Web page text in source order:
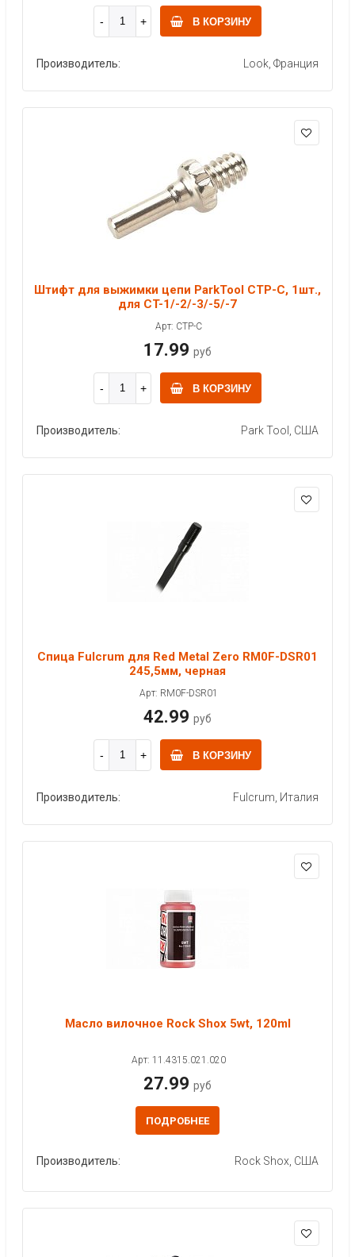
В КОРЗИНУ
Производитель: Look, Франция
Штифт для выжимки цепи ParkTool CTP-C, 1шт.,
для CT-1/-2/-3/-5/-7
Арт: CTP-C
17.99 руб
В КОРЗИНУ
Производитель: Park Tool, США
Спица Fulcrum для Red Metal Zero RM0F-DSR01
245,5мм, черная
Арт: RM0F-DSR01
42.99 руб
В КОРЗИНУ
Производитель: Fulcrum, Италия
Масло вилочное Rock Shox 5wt, 120ml
Арт: 11.4315.021.020
27.99 руб
ПОДРОБНЕЕ
Производитель: Rock Shox, США